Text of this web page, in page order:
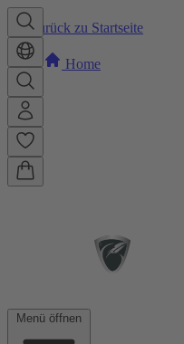
Menü öffnen
Zurück zu Startseite
Home